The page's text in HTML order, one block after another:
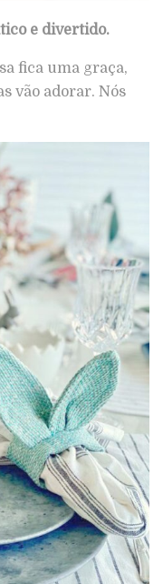
e divertido.
fica uma graça,
vão adorar. Nós